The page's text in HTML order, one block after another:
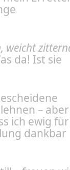
weicht
da! Ist sie
– aber
ich ewig für
dankbar